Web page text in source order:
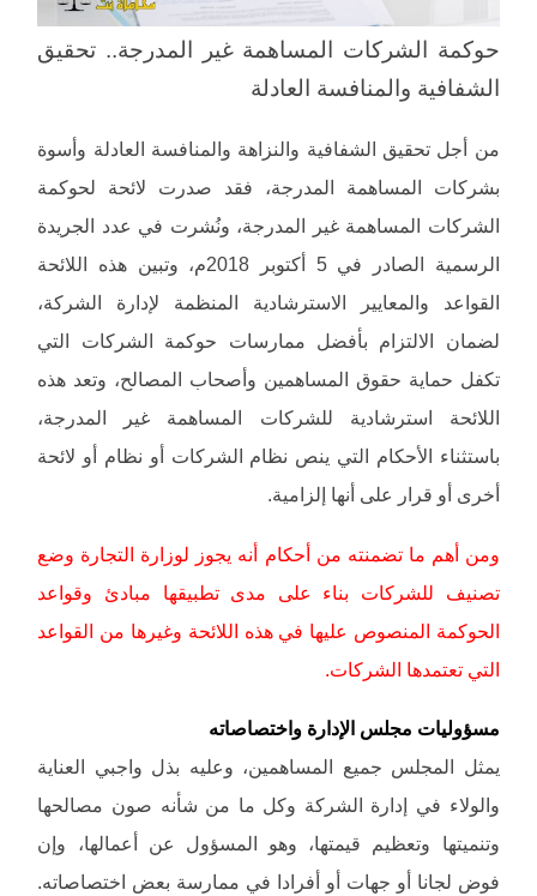
حوكمة الشركات المساهمة غير المدرجة.. تحقيق
الشفافية والمنافسة العادلة
من أجل تحقيق الشفافية والنزاهة والمنافسة العادلة وأسوة
بشركات المساهمة المدرجة، فقد صدرت لائحة لحوكمة
الشركات المساهمة غير المدرجة، ونُشرت في عدد الجريدة
الرسمية الصادر في 5 أكتوبر 2018م، وتبين هذه اللائحة
القواعد والمعايير الاسترشادية المنظمة لإدارة الشركة،
لضمان الالتزام بأفضل ممارسات حوكمة الشركات التي
تكفل حماية حقوق المساهمين وأصحاب المصالح، وتعد هذه
اللائحة استرشادية للشركات المساهمة غير المدرجة،
باستثناء الأحكام التي ينص نظام الشركات أو نظام أو لائحة
أخرى أو قرار على أنها إلزامية.
ومن أهم ما تضمنته من أحكام أنه يجوز لوزارة التجارة وضع
تصنيف للشركات بناء على مدى تطبيقها مبادئ وقواعد
الحوكمة المنصوص عليها في هذه اللائحة وغيرها من القواعد
التي تعتمدها الشركات.
مسؤوليات مجلس الإدارة واختصاصاته
يمثل المجلس جميع المساهمين، وعليه بذل واجبي العناية
والولاء في إدارة الشركة وكل ما من شأنه صون مصالحها
وتنميتها وتعظيم قيمتها، وهو المسؤول عن أعمالها، وإن
فوض لجانا أو جهات أو أفرادا في ممارسة بعض اختصاصاته.